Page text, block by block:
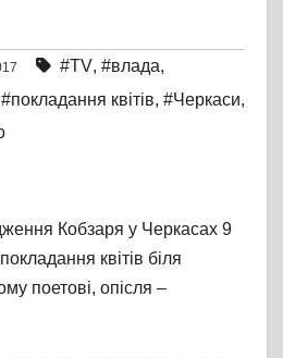
#TV, #влада,
#покладання квітів, #Черкаси,
Кобзаря у Черкасах 9
квітів біля
поетові, опісля –